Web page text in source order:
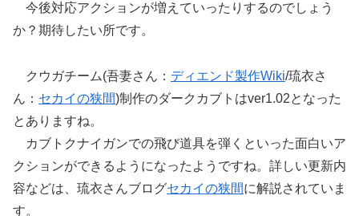
今後対応アクションが増えていったりするのでしょう
か？期待したい所です。
クウガチーム(吾妻さん： ディエンド製作Wiki/琉衣さ
ん： セカイの狭間)制作のダークカブトはver1.02となった
とありますね。
カブトクナイガンでの飛び道具を弾くといった面白いア
クションができるようになったようですね。詳しい更新内
容などは、琉衣さんブログセカイの狭間に解説されていま
す。